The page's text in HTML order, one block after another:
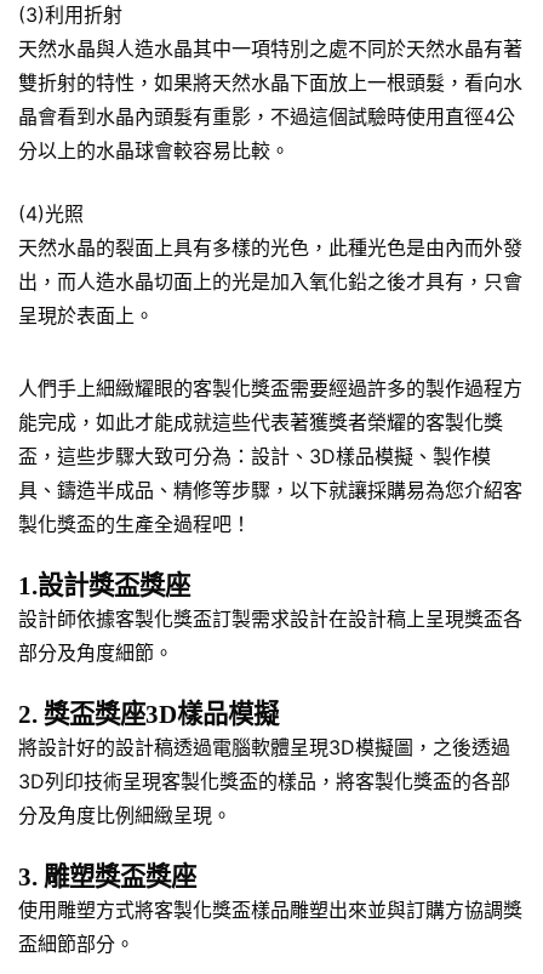
(3)利用折射
天然水晶與人造水晶其中一項特別之處不同於天然水晶有著
雙折射的特性，如果將天然水晶下面放上一根頭髮，看向水
晶會看到水晶內頭髮有重影，不過這個試驗時使用直徑4公
分以上的水晶球會較容易比較。
(4)光照
天然水晶的裂面上具有多樣的光色，此種光色是由內而外發
出，而人造水晶切面上的光是加入氧化鉛之後才具有，只會
呈現於表面上。
人們手上細緻耀眼的客製化獎盃需要經過許多的製作過程方
能完成，如此才能成就這些代表著獲獎者榮耀的客製化獎
盃，這些步驟大致可分為：設計、3D樣品模擬、製作模
具、鑄造半成品、精修等步驟，以下就讓採購易為您介紹客
製化獎盃的生產全過程吧！
1.設計獎盃獎座
設計師依據客製化獎盃訂製需求設計在設計稿上呈現獎盃各
部分及角度細節。
2. 獎盃獎座3D樣品模擬
將設計好的設計稿透過電腦軟體呈現3D模擬圖，之後透過
3D列印技術呈現客製化獎盃的樣品，將客製化獎盃的各部
分及角度比例細緻呈現。
3. 雕塑獎盃獎座
使用雕塑方式將客製化獎盃樣品雕塑出來並與訂購方協調獎
盃細節部分。